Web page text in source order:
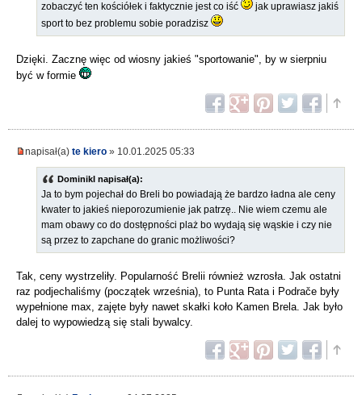
zobaczyć ten kościółek i faktycznie jest co iść
jak uprawiasz jakiś
sport to bez problemu sobie poradzisz
Dzięki. Zacznę więc od wiosny jakieś "sportowanie", by w sierpniu
być w formie
napisał(a) te kiero » 10.01.2025 05:33
DominikI napisał(a):
Ja to bym pojechał do Breli bo powiadają że bardzo ładna ale ceny
kwater to jakieś nieporozumienie jak patrzę.. Nie wiem czemu ale
mam obawy co do dostępności plaż bo wydają się wąskie i czy nie
są przez to zapchane do granic możliwości?
Tak, ceny wystrzeliły. Popularność Brelii również wzrosła. Jak ostatni
raz podjechaliśmy (początek września), to Punta Rata i Podrače były
wypełnione max, zajęte były nawet skałki koło Kamen Brela. Jak było
dalej to wypowiedzą się stali bywalcy.